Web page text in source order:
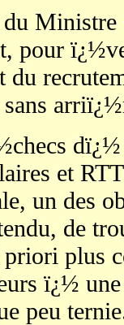
Ministre
pour
du
sans
et
un des
de
plus
ï¿½
peu